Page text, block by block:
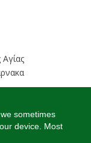
sometimes
device. Most